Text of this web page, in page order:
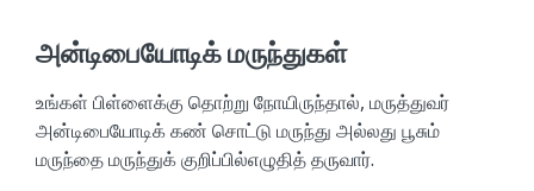
அன்டிபையோடிக் மருந்துகள்
உங்கள் பிள்ளைக்கு தொற்று நோயிருந்தால், மருத்துவர்
அன்டிபையோடிக் கண் சொட்டு மருந்து அல்லது பூசும்
மருந்தை மருந்துக் குறிப்பில்எழுதித் தருவார்.